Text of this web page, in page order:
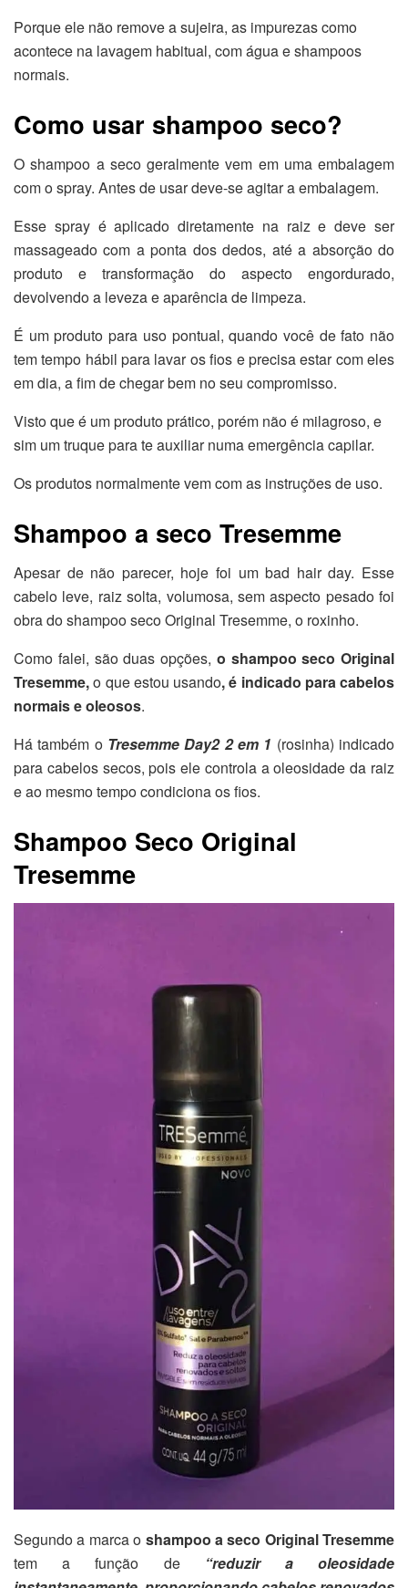
Porque ele não remove a sujeira, as impurezas como
acontece na lavagem habitual, com água e shampoos
normais.
Como usar shampoo seco?
O shampoo a seco geralmente vem em uma embalagem
com o spray. Antes de usar deve-se agitar a embalagem.
Esse spray é aplicado diretamente na raiz e deve ser
massageado com a ponta dos dedos, até a absorção do
produto e transformação do aspecto engordurado,
devolvendo a leveza e aparência de limpeza.
É um produto para uso pontual, quando você de fato não
tem tempo hábil para lavar os fios e precisa estar com eles
em dia, a fim de chegar bem no seu compromisso.
Visto que é um produto prático, porém não é milagroso, e
sim um truque para te auxiliar numa emergência capilar.
Os produtos normalmente vem com as instruções de uso.
Shampoo a seco Tresemme
Apesar de não parecer, hoje foi um bad hair day. Esse
cabelo leve, raiz solta, volumosa, sem aspecto pesado foi
obra do shampoo seco Original Tresemme, o roxinho.
Como falei, são duas opções, o shampoo seco Original
Tresemme,o que estou usando, é indicado para cabelos
normais e oleosos.
Há também o Tresemme Day2 2 em 1 (rosinha) indicado
para cabelos secos, pois ele controla a oleosidade da raiz
e ao mesmo tempo condiciona os fios.
Shampoo Seco Original
Tresemme
Segundo a marca o shampoo a seco Original Tresemme
tem a função de
“reduzir a oleosidade